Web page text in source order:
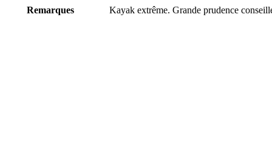
Remarques
Kayak extrême. Grande prudence